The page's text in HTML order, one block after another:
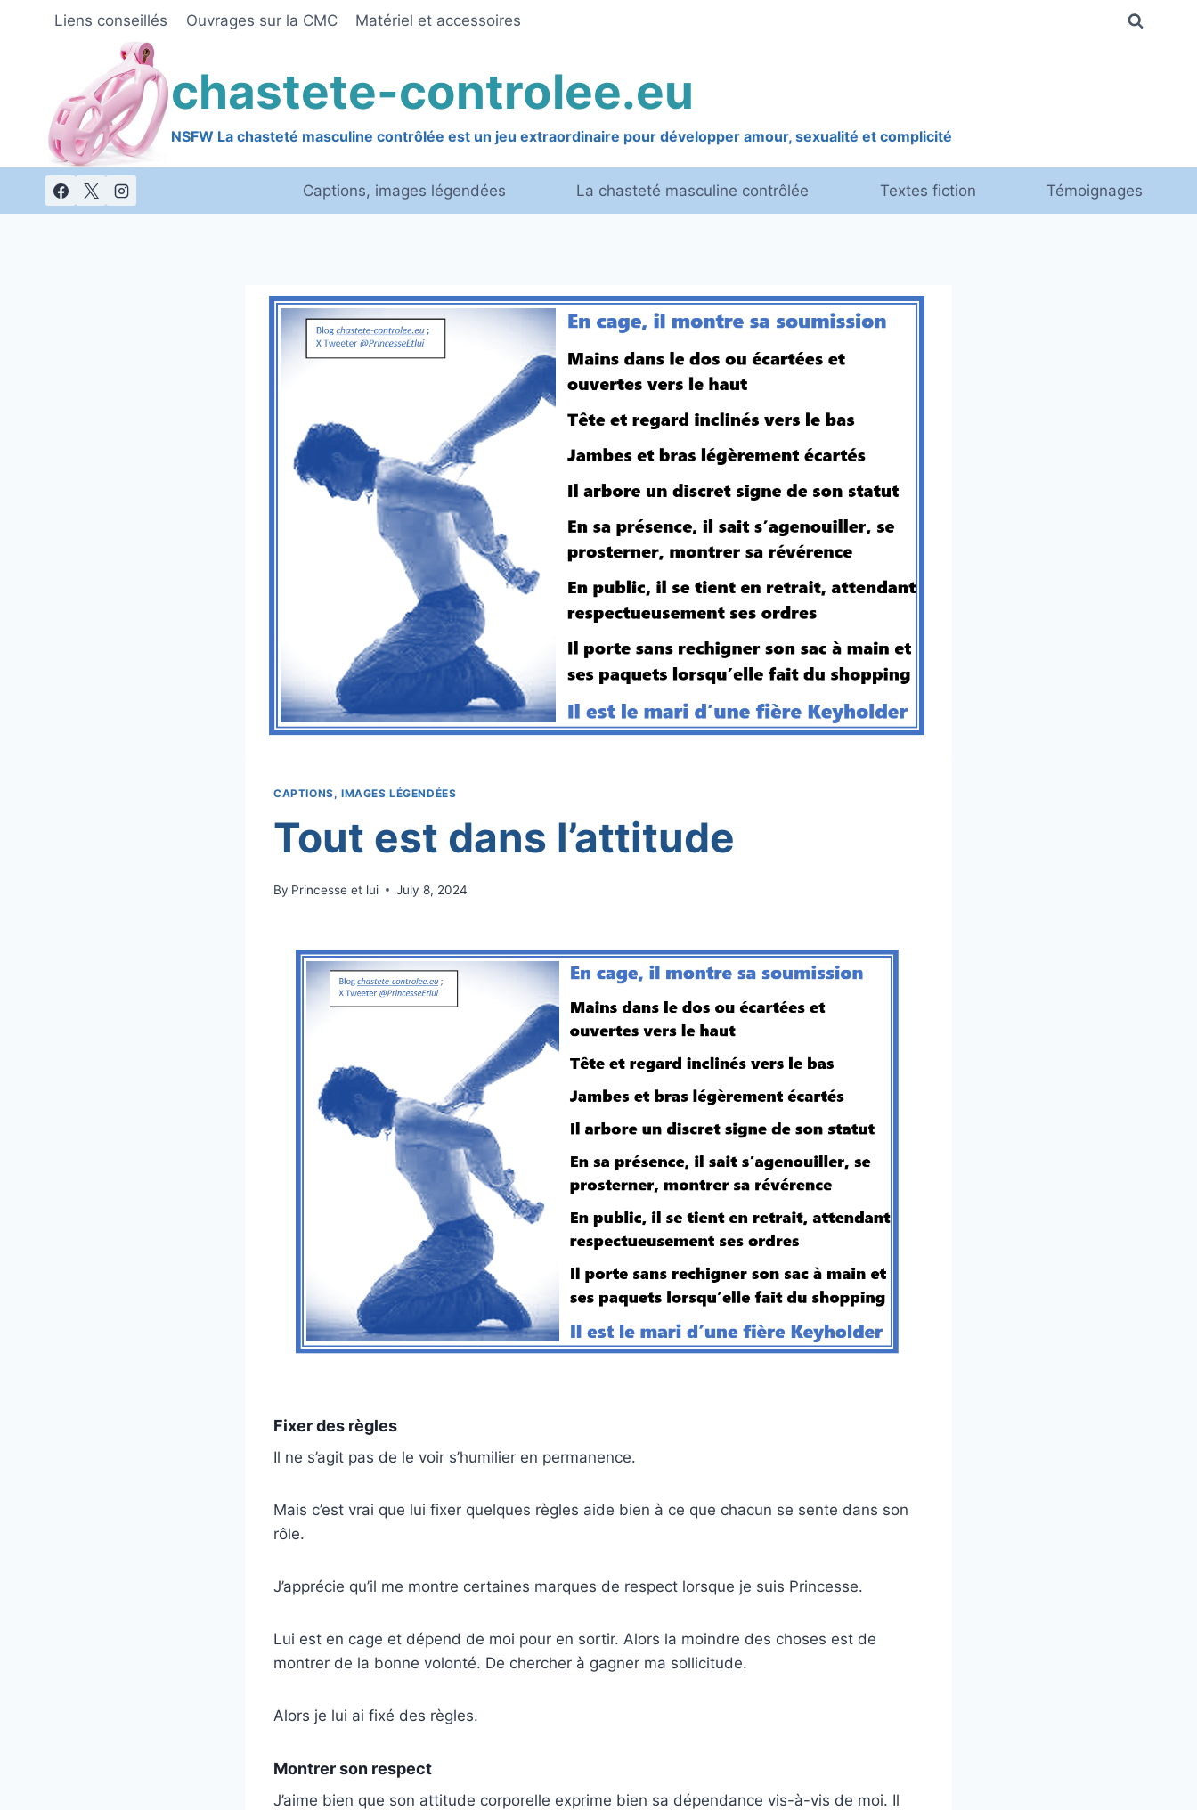
Liens conseillés Ouvrages sur la CMC Matériel et accessoires
chastete-controlee.eu
NSFW La chasteté masculine contrôlée est un jeu extraordinaire pour développer amour, sexualité et complicité
Captions, images légendées La chasteté masculine contrôlée Textes fiction Témoignages
CAPTIONS, IMAGES LÉGENDÉES
Tout est dans l’attitude
By Princesse et lui July 8, 2024
Fixer des règles
Il ne s’agit pas de le voir s’humilier en permanence.
Mais c’est vrai que lui fixer quelques règles aide bien à ce que chacun se sente dans son
rôle.
J’apprécie qu’il me montre certaines marques de respect lorsque je suis Princesse.
Lui est en cage et dépend de moi pour en sortir. Alors la moindre des choses est de
montrer de la bonne volonté. De chercher à gagner ma sollicitude.
Alors je lui ai fixé des règles.
Montrer son respect
J’aime bien que son attitude corporelle exprime bien sa dépendance vis-à-vis de moi. Il